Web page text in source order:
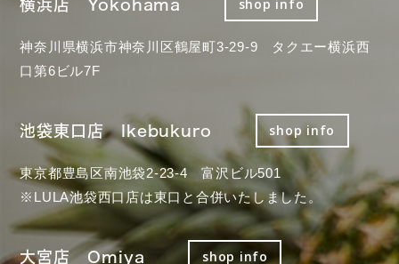
横浜店 Yokohama shop info
神奈川県横浜市神奈川区鶴屋町3-29-9 タクエー横浜西
口第6ビル7F
池袋東口店 Ikebukuro shop info
東京都豊島区南池袋2-23-4 富沢ビル501
※LULA池袋西口店は東口と合併いたしました。
大宮店 Omiya shop info